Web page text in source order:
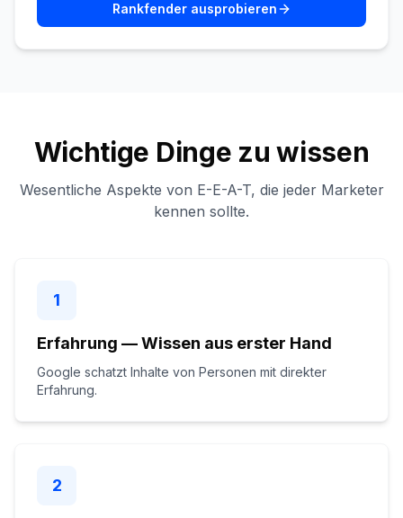
Rankfender ausprobieren
Wichtige Dinge zu wissen
Wesentliche Aspekte von E-E-A-T, die jeder Marketer
kennen sollte.
1
Erfahrung — Wissen aus erster Hand
Google schatzt Inhalte von Personen mit direkter
Erfahrung.
2